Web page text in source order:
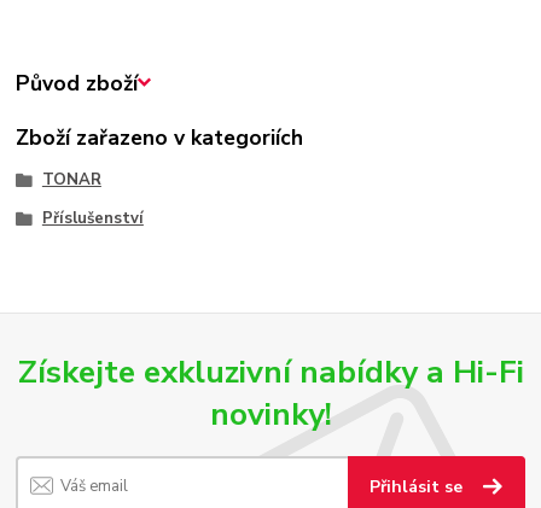
Původ zboží
Zboží zařazeno v kategoriích
TONAR
Příslušenství
Získejte exkluzivní nabídky a Hi-Fi
novinky!
Přihlásit se